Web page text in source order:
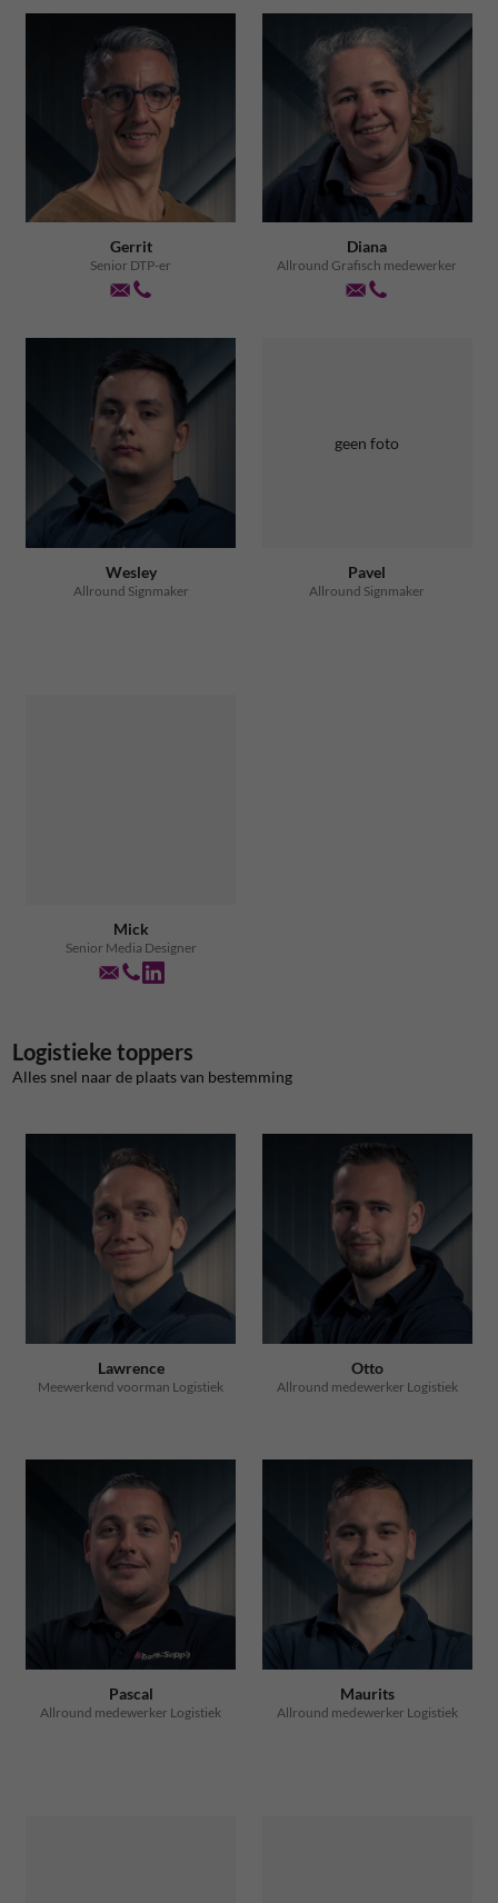
Gerrit
Senior DTP-er
Diana
Allround Grafisch medewerker
Wesley
Allround Signmaker
geen foto
Pavel
Allround Signmaker
Mick
Senior Media Designer
Logistieke toppers
Alles snel naar de plaats van bestemming
Lawrence
Meewerkend voorman Logistiek
Otto
Allround medewerker Logistiek
Pascal
Allround medewerker Logistiek
Maurits
Allround medewerker Logistiek